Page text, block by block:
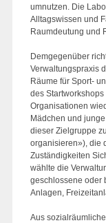
umnutzen. Die
Alltagswissen und
Raumdeutung und
Demgegenüber
Verwaltungspraxis
Räume für Sport-
des
Organisationen
Mädchen und
dieser Zielgruppe
organisieren»), die
Zuständigkeiten
wählte die
geschlossene oder
Anlagen,
Aus